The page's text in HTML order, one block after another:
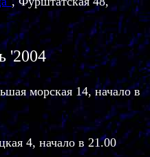
'2004
морская 14, начало в
4, начало в 21.00